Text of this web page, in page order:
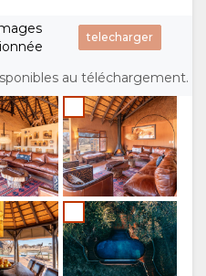
au téléchargement.